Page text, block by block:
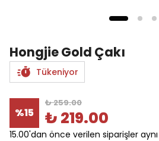
Hongjie Gold Çakı
Tükeniyor
%15
₺ 259.00
₺ 219.00
15.00'dan önce verilen siparişler